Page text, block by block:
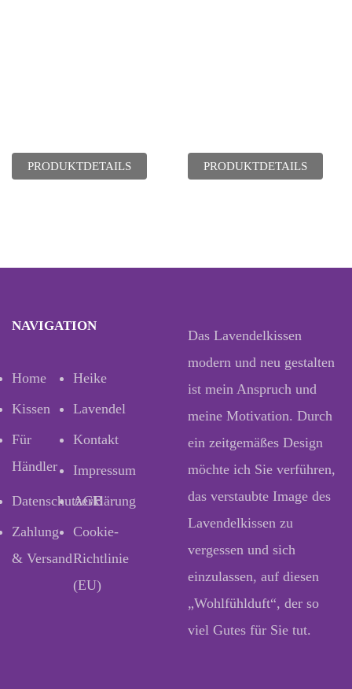
PRODUKTDETAILS PRODUKTDETAILS
NAVIGATION
Home
Heike
Kissen
Lavendel
Für
Händler
Kontakt
Impressum
Datenschutzerklärung
AGB
Zahlung
& Versand
Cookie-
Richtlinie
(EU)
Das Lavendelkissen
modern und neu gestalten
ist mein Anspruch und
meine Motivation. Durch
ein zeitgemäßes Design
möchte ich Sie verführen,
das verstaubte Image des
Lavendelkissen zu
vergessen und sich
einzulassen, auf diesen
„Wohlfühlduft“, der so
viel Gutes für Sie tut.